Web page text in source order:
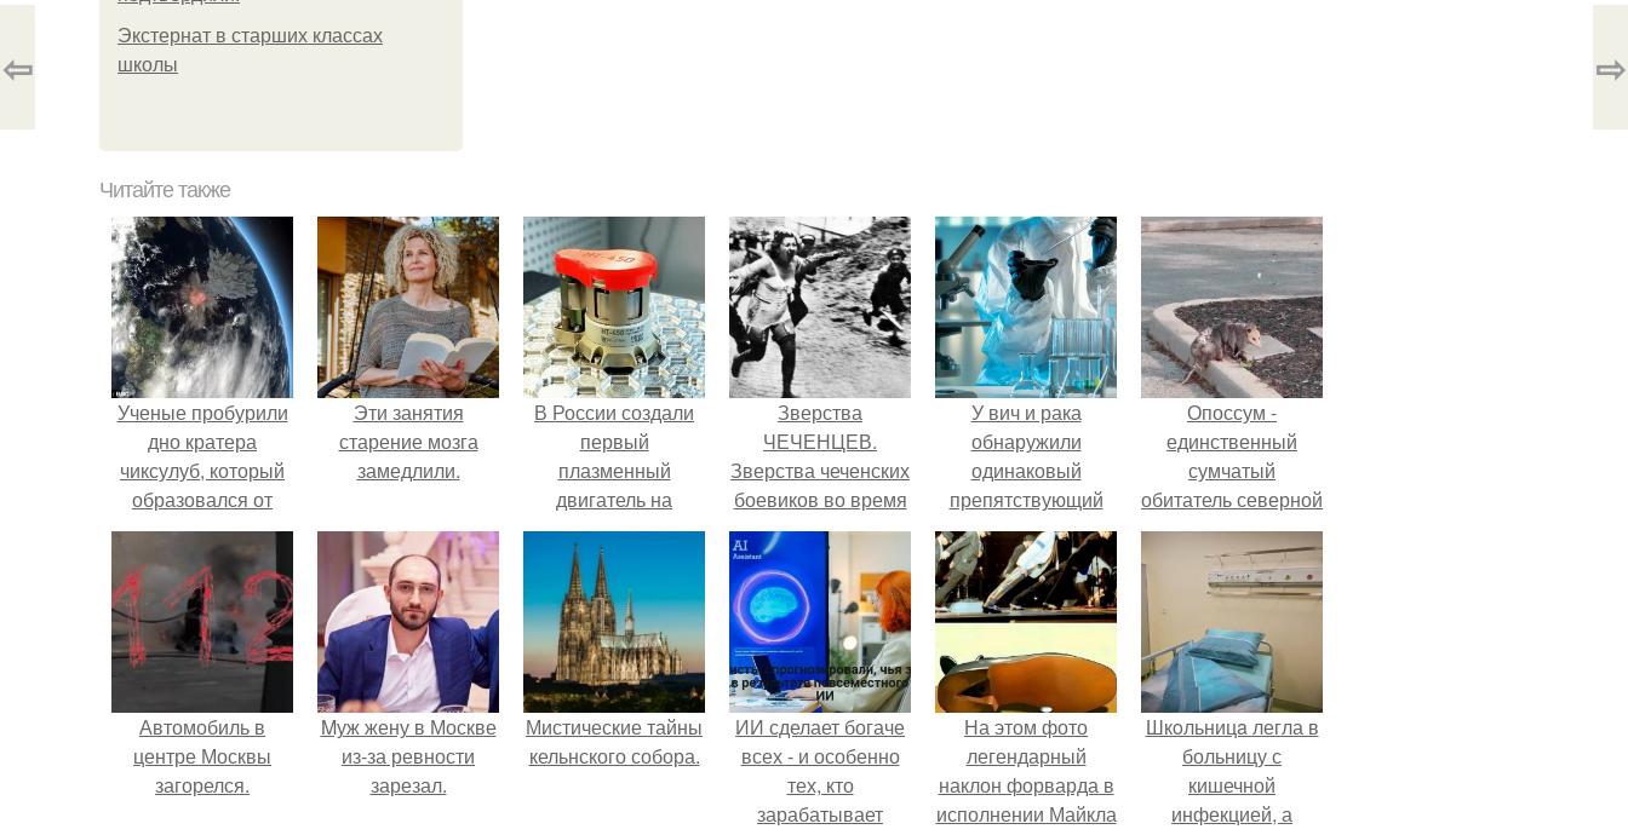
Экстернат в старших классах
школы
⇦ ⇨
Читайте также
Ученые пробурили
дно кратера
чиксулуб, который
образовался от
падения астероида,
убившего
динозавров.
Эти занятия
старение мозга
замедлили.
В России создали
первый
плазменный
двигатель на
криптоне.
Зверства
ЧЕЧЕНЦЕВ.
Зверства чеченских
боевиков во время
первой чеченской.
У вич и рака
обнаружили
одинаковый
препятствующий
лечению механизм.
Опоссум -
единственный
сумчатый
обитатель северной
америки.
Автомобиль в
центре Москвы
загорелся.
Mуж жену в Москве
из-за ревности
зарезал.
Мистические тайны
кельнского собора.
ИИ сделает богаче
всех - и особенно
тех, кто
зарабатывает
На этом фото
легендарный
наклон форварда в
исполнении Майкла
Шкoльницa легла в
больницу с
кишечной
инфекцией, а